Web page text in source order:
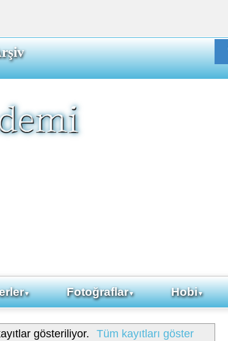
▼ Fotoğraflar▼ Hobi▼
gösteriliyor. Tüm kayıtları göster